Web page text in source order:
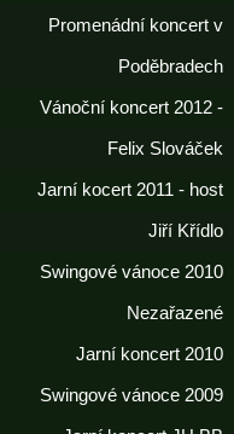
Promenádní koncert v
Poděbradech
Vánoční koncert 2012 -
Felix Slováček
Jarní kocert 2011 - host
Jiří Křídlo
Swingové vánoce 2010
Nezařazené
Jarní koncert 2010
Swingové vánoce 2009